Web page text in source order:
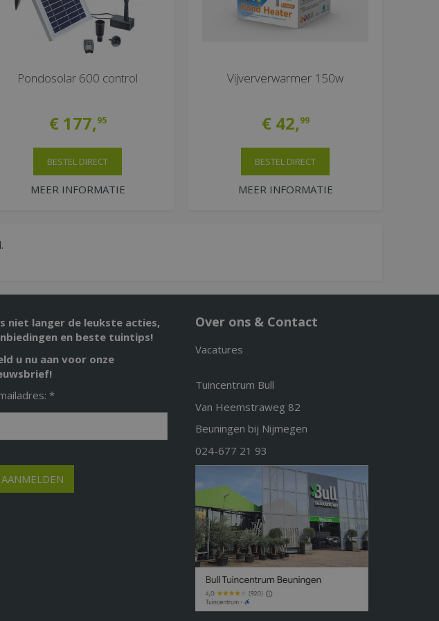
Pondosolar 600 control
€ 177,95
MEER INFORMATIE
BESTEL DIRECT
Vijververwarmer 150w
€ 42,99
MEER INFORMATIE
BESTEL DIRECT
niet langer de leukste acties,
en beste tuintips!
u nu aan voor onze
*
Over ons & Contact
Vacatures
Tuincentrum Bull
Van Heemstraweg 82
Beuningen bij Nijmegen
024-677 21 93